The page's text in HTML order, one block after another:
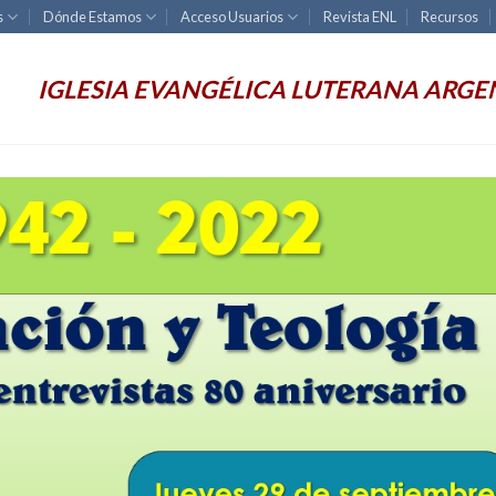
Dónde Estamos Acceso Usuarios Revista ENL Recursos
IGLESIA EVANGÉLICA LUTERANA